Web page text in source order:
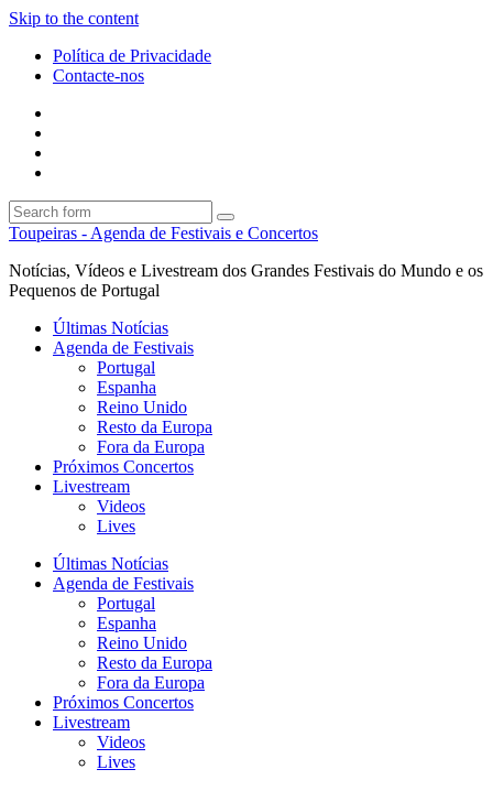
Skip to the content
Política de Privacidade
Contacte-nos
Search
Toupeiras - Agenda de Festivais e Concertos
Notícias, Vídeos e Livestream dos Grandes Festivais do Mundo e os
Pequenos de Portugal
Últimas Notícias
Agenda de Festivais
Portugal
Espanha
Reino Unido
Resto da Europa
Fora da Europa
Próximos Concertos
Livestream
Videos
Lives
Últimas Notícias
Agenda de Festivais
Portugal
Espanha
Reino Unido
Resto da Europa
Fora da Europa
Próximos Concertos
Livestream
Videos
Lives